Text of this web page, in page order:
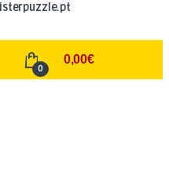
My Account
0
0,00€